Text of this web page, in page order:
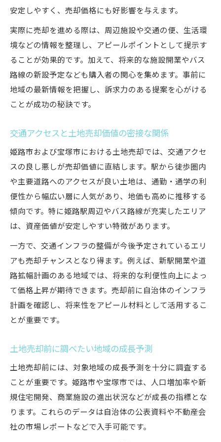
安定しやすく、売却価格にも好影響を与えます。
実際に売却を進める際は、周辺施設や交通の便、生活環
境などの情報を整理し、アピールポイントとして提示す
ることが効果的です。加えて、将来的な施設開業やバス
路線の新設予定なども購入者の関心を集めます。事前に
地域の最新情報を把握し、訴求力のある提案を心がける
ことが成功の秘訣です。
交通アクセスと土地売却価値の密接な関係
姫路市および宝塚市における土地売却では、交通アクセ
スの良し悪しが売却価値に直結します。駅から徒歩圏内
や主要道路へのアクセスが良い土地は、通勤・通学の利
便性から幅広い層に人気があり、地価も高めに推移する
傾向です。特に姫路駅周辺やバス路線が充実したエリア
は、資産価値が安定しやすい特徴があります。
一方で、交通インフラの整備が今後予定されているエリ
アも売却チャンスとなり得ます。例えば、新駅開業や道
路拡幅計画のある地域では、将来的な利便性向上によっ
て価格上昇が期待できます。売却前に自治体のインフラ
計画を確認し、将来性をアピール材料として活用するこ
とが重要です。
土地売却前に調べたい地域の成長予測
土地売却前には、対象地域の成長予測を十分に調査する
ことが重要です。姫路市や宝塚市では、人口増加率や新
規住宅開発、商業施設の進出状況などが成長の指標とな
ります。これらのデータは自治体の公表資料や不動産会
社の市場レポートなどで入手可能です。